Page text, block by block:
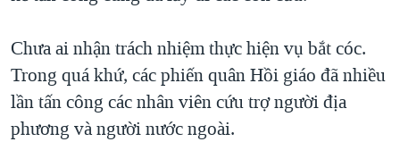
Chưa ai nhận trách nhiệm thực hiện vụ bắt cóc.
Trong quá khứ, các phiến quân Hồi giáo đã nhiều
lần tấn công các nhân viên cứu trợ người địa
phương và người nước ngoài.